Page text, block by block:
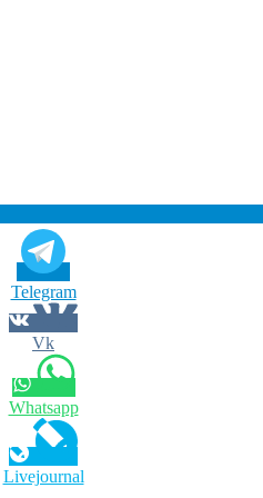
Telegram
Vk
Whatsapp
Livejournal